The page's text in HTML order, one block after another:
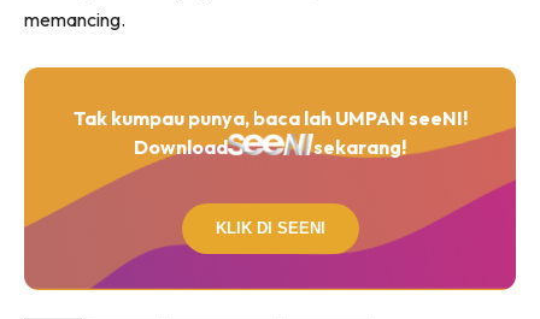
memancing.
Tak kumpau punya, baca lah UMPAN seeNI!
Download
sekarang!
KLIK DI SEENI